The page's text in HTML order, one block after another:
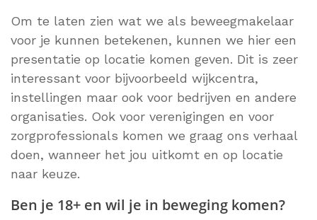
Om te laten zien wat we als beweegmakelaar
voor je kunnen betekenen, kunnen we hier een
presentatie op locatie komen geven. Dit is zeer
interessant voor bijvoorbeeld wijkcentra,
instellingen maar ook voor bedrijven en andere
organisaties. Ook voor verenigingen en voor
zorgprofessionals komen we graag ons verhaal
doen, wanneer het jou uitkomt en op locatie
naar keuze.
Ben je 18+ en wil je in beweging komen?